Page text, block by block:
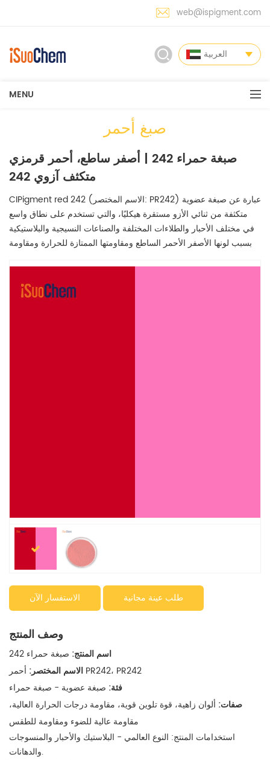
web@ispigment.com
العربية
MENU
صبغ أحمر
صبغة حمراء 242 | أصفر ساطع، أحمر قرمزي
متكثف آزوي 242
CIPigment red 242 (الاسم المختصر: PR242) عبارة عن صبغة عضوية
متكثفة من ثنائي الأزو مستقرة هيكليًا، والتي تستخدم على نطاق واسع
في مختلف الأحبار والطلاءات المختلفة والصناعات النسيجية والبلاستيكية
بسبب لونها الأصفر الأحمر الساطع ومقاومتها الممتازة للحرارة ومقاومة
الاستفسار الآن طلب عينة مجانية
وصف المنتج
اسم المنتج: صبغة حمراء 242
الاسم المختصر: أحمر PR242، PR242
فئة: صبغة عضوية - صبغة حمراء
صفات: ألوان زاهية، قوة تلوين قوية، مقاومة درجات الحرارة العالية،
مقاومة عالية للضوء ومقاومة للطقس
استخدامات المنتج: النوع العالمي - البلاستيك والأحبار والمنسوجات
والدهانات.